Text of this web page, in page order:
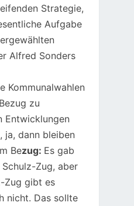
Strategie,
Aufgabe
Alfred Sonders
Kommunalwahlen
zu
Entwicklungen
ja, dann bleiben
Bezug: Es gab
Zug, aber
Zug gibt es
nicht. Das sollte